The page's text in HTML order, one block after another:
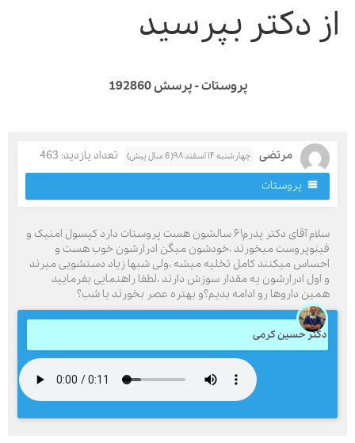
دکتر بپرسید
پروستات - پرسش 192860
مرتضی چهارشنبه ۱۴ اسفند ۹۸( 6 سال پیش)
تعداد بازدید: 463
پروستات
سلام آقای دکتر پدرم۶۱ سالشون هست پروستات دارد کپسول امنیک و
میخورند ،خودشون میگن ادرارشون خوب هست و
میکنند کامل تخلیه میشه ،ولی شبها زیاد دستشویی میرند
اول ادرارشون یه مقدار سوزش دارند ،لطفا راهنمایی بفرمایید
داروها رو ادامه بدیم؟و بهتره عصر بخورند یا شب؟
دکتر حسین کرمی